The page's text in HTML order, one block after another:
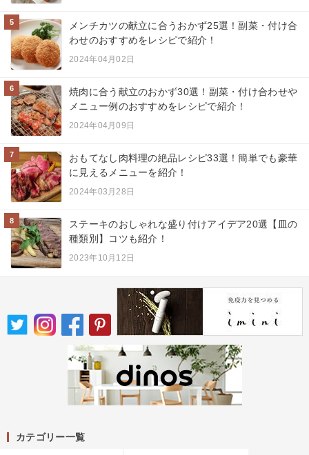
5
メンチカツの献立に合うおかず25選！副菜・付け合
わせのおすすめをレシピで紹介！
2024年04月02日
6
焼肉に合う献立のおかず30選！副菜・付け合わせや
メニュー例のおすすめをレシピで紹介！
2024年04月09日
7
おもてなし肉料理の絶品レシピ33選！簡単でも豪華
に見えるメニューを紹介！
2024年03月28日
8
ステーキのおしゃれな盛り付けアイデア20選【皿の
種類別】コツも紹介！
2023年10月12日
カテゴリー一覧